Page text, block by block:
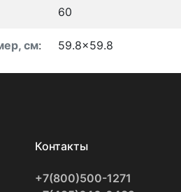
60
см: 59.8x59.8
Контакты
+7(800)500-1271